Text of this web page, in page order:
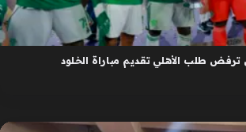
ترفض طلب الأهلي تقديم مباراة الخلود